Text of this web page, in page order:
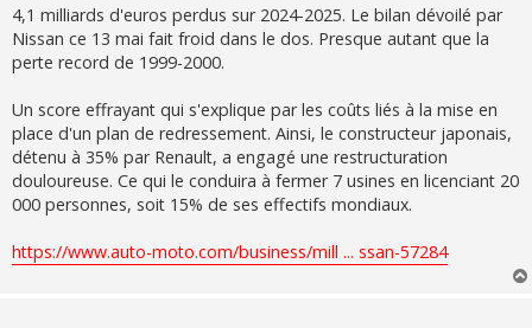
s
s
a
g
e
4,1 milliards d'euros perdus sur 2024-2025. Le bilan dévoilé par
Nissan ce 13 mai fait froid dans le dos. Presque autant que la
perte record de 1999-2000.
Un score effrayant qui s'explique par les coûts liés à la mise en
place d'un plan de redressement. Ainsi, le constructeur japonais,
détenu à 35% par Renault, a engagé une restructuration
douloureuse. Ce qui le conduira à fermer 7 usines en licenciant 20
000 personnes, soit 15% de ses effectifs mondiaux.
https://www.auto-moto.com/business/mill ... ssan-57284